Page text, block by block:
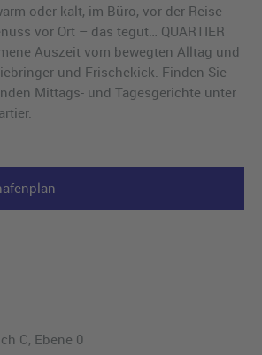
oder kalt, im Büro, vor der Reise
vor Ort – das tegut… QUARTIER
Auszeit vom bewegten Alltag und
und Frischekick. Finden Sie
Mittags- und Tagesgerichte unter
C, Ebene 0